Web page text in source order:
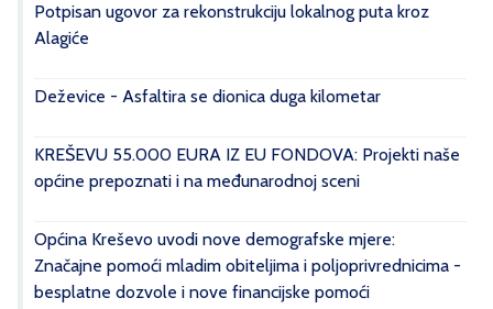
Potpisan ugovor za rekonstrukciju lokalnog puta kroz
Alagiće
Deževice - Asfaltira se dionica duga kilometar
KREŠEVU 55.000 EURA IZ EU FONDOVA: Projekti naše
općine prepoznati i na međunarodnoj sceni
Općina Kreševo uvodi nove demografske mjere:
Značajne pomoći mladim obiteljima i poljoprivrednicima -
besplatne dozvole i nove financijske pomoći